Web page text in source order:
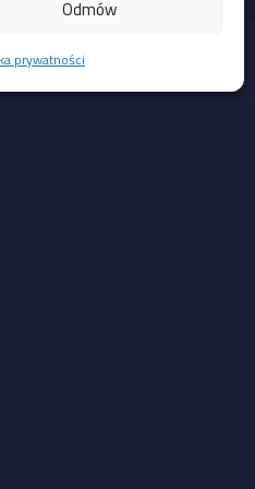
Odmów
prywatności